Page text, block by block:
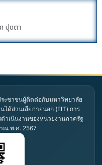
ปุดตา
ะชาชนผู้ติดต่อกับมหาวิทยาลัย
ด้ส่วนเสียภายนอก (EIT) การ
ำเนินงานของหน่วยงานภาครัฐ
ณ พ.ศ. 2567